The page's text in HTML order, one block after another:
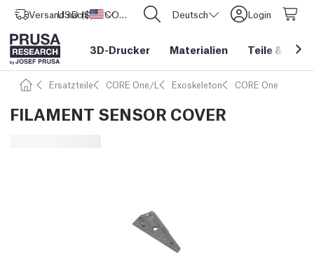
Versand nach Vereinigte Staaten
USD ($) CORE One L: Jetzt auf Lager! Deutsch Login
3D-Drucker Materialien Teile &
Ersatzteile CORE One/L Exoskeleton CORE One
FILAMENT SENSOR COVER